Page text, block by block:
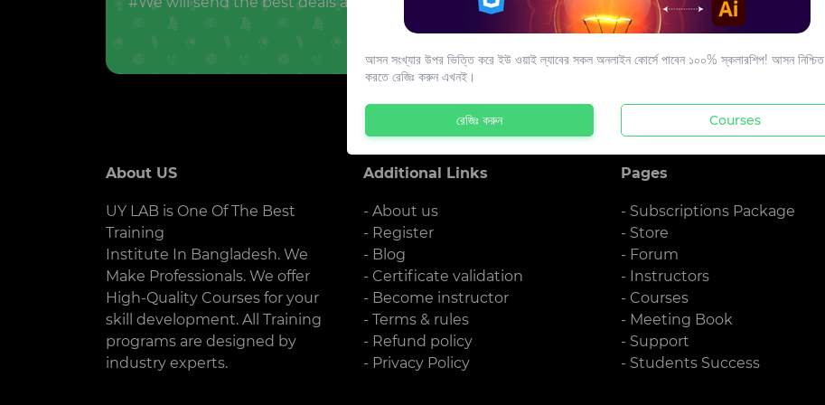
About US
UY LAB is One Of The Best
Training
Institute In Bangladesh. We
Make Professionals. We offer
High-Quality Courses for your
skill development. All Training
programs are designed by
industry experts.
Additional Links
- About us
- Register
- Blog
- Certificate validation
- Become instructor
- Terms & rules
- Refund policy
- Privacy Policy
Pages
- Subscriptions Package
- Store
- Forum
- Instructors
- Courses
- Meeting Book
- Support
- Students Success
আসন সংখ্যার উপর ভিত্তি করে ইউ ওয়াই ল্যাবের সকল অনলাইন কোর্সে পাবেন ১০০% স্কলারশিপ! আসন নিশ্চিত
করতে রেজিঃ করুন এখনই।
রেজিঃ করুন Courses